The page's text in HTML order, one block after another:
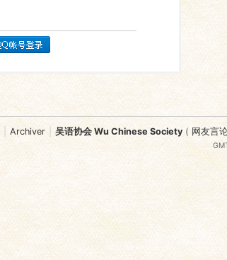
Archiver 吴语协会 Wu Chinese Society ( 网友言